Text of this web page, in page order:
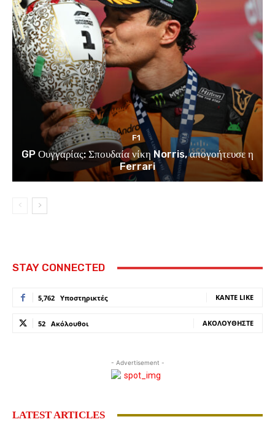
F1
GP Ουγγαρίας: Σπουδαία νίκη Norris, απογοήτευσε η
Ferrari
STAY CONNECTED
5,762 Υποστηρικτές ΚΆΝΤΕ LIKE
52 Ακόλουθοι ΑΚΟΛΟΥΘΉΣΤΕ
- Advertisement -
LATEST ARTICLES